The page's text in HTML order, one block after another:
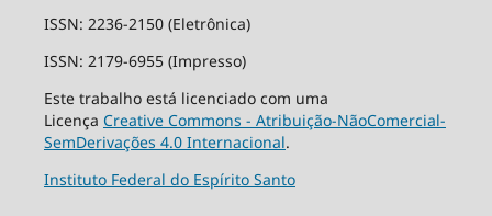
ISSN: 2236-2150 (Eletrônica)
ISSN: 2179-6955 (Impresso)
Este trabalho está licenciado com uma
Licença Creative Commons - Atribuição-NãoComercial-
SemDerivações 4.0 Internacional.
Instituto Federal do Espírito Santo